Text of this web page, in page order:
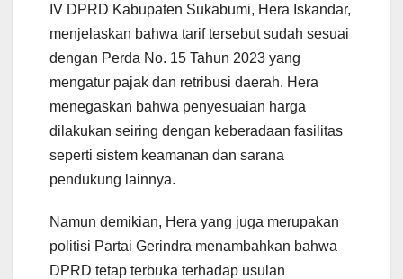
IV DPRD Kabupaten Sukabumi, Hera Iskandar,
menjelaskan bahwa tarif tersebut sudah sesuai
dengan Perda No. 15 Tahun 2023 yang
mengatur pajak dan retribusi daerah. Hera
menegaskan bahwa penyesuaian harga
dilakukan seiring dengan keberadaan fasilitas
seperti sistem keamanan dan sarana
pendukung lainnya.
Namun demikian, Hera yang juga merupakan
politisi Partai Gerindra menambahkan bahwa
DPRD tetap terbuka terhadap usulan